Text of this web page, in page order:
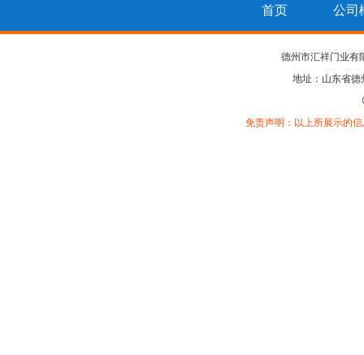
首页 公司
德州市汇祥门业有
地址：山东省德
免责声明：以上所展示的